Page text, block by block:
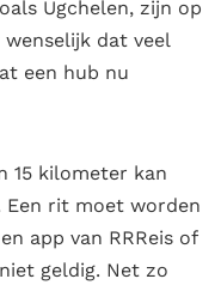
Ugchelen, zijn op
dat veel
een hub nu
15 kilometer kan
Een rit moet worden
app van RRReis of
geldig. Net zo